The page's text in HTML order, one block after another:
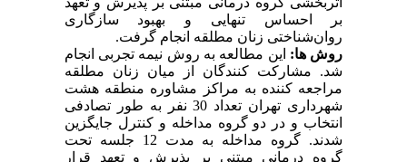
بر احساس تنهایی و بهبود سازگاری
روان‌شناختی زنان مطلقه انجام گرفت.
روش ­ها: این مطالعه به روش نیمه تجربی انجام
شد. مشارکت کنندگان از میان زنان مطلقه
مراجعه کننده به مراکز مشاوره منطقه هشت
شهرداری تهران تعداد 30 نفر به طور تصادفی
انتخاب و در دو گروه مداخله و کنترل جایگزین
شدند. گروه مداخله به مدت 12 جلسه تحت
گروه درمانی مبتنی بر پذیرش و تعهد قرار